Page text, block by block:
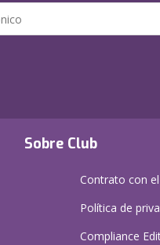
Sobre Club
Contrato con
Política de
Compliance